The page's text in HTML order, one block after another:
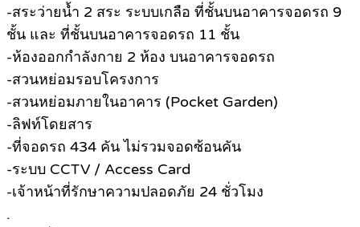
-สระว่ายน้ำ 2 สระ ระบบเกลือ ที่ชั้นบนอาคารจอดรถ 9
ชั้น และ ที่ชั้นบนอาคารจอดรถ 11 ชั้น
-ห้องออกกำลังกาย 2 ห้อง บนอาคารจอดรถ
-สวนหย่อมรอบโครงการ
-สวนหย่อมภายในอาคาร (Pocket Garden)
-ลิฟท์โดยสาร
-ที่จอดรถ 434 คัน ไม่รวมจอดซ้อนคัน
-ระบบ CCTV / Access Card
-เจ้าหน้าที่รักษาความปลอดภัย 24 ชั่วโมง
.